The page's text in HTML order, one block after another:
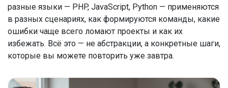
разные языки — PHP, JavaScript, Python — применяются
в разных сценариях, как формируются команды, какие
ошибки чаще всего ломают проекты и как их
избежать. Всё это — не абстракции, а конкретные шаги,
которые вы можете повторить уже завтра.